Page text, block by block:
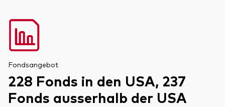
Fondsangebot
228 Fonds in den USA, 237
Fonds ausserhalb der USA